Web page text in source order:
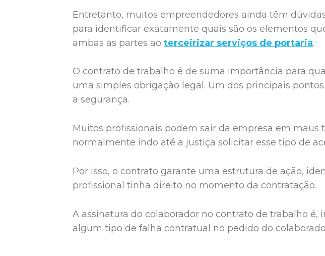
Entretanto, muitos empreendedores ainda têm
para identificar exatamente quais são os elementos
ambas as partes aoterceirizar serviços de portaria.
O contrato de trabalho é de suma importância para
uma simples obrigação legal. Um dos principais
a segurança.
Muitos profissionais podem sair da empresa em
normalmente indo até a justiça solicitar esse tipo de
Por isso, o contrato garante uma estrutura de ação,
profissional tinha direito no momento da contratação.
A assinatura do colaborador no contrato de trabalho
algum tipo de falha contratual no pedido do